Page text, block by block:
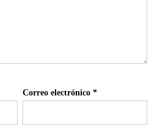
Correo electrónico*